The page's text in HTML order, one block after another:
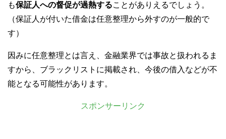
も保証人への督促が過熱することがありえるでしょう。
（保証人が付いた借金は任意整理から外すのが一般的で
す）
因みに任意整理とは言え、金融業界では事故と扱われるま
すから、ブラックリストに掲載され、今後の借入などが不
能となる可能性があります。
スポンサーリンク